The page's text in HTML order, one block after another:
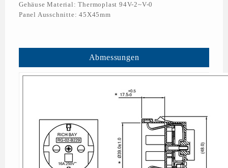
Gehäuse Material: Thermoplast 94V-2~V-0
Panel Ausschnitte: 45X45mm
Abmessungen